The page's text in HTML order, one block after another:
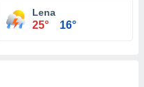
Lena
25° 16°